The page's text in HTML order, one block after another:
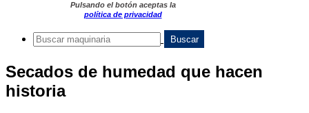
Pulsando el botón aceptas la
política de privacidad
Secados de humedad que hacen
historia